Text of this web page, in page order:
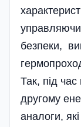
безпеки,
Так, під час
другому
аналоги,